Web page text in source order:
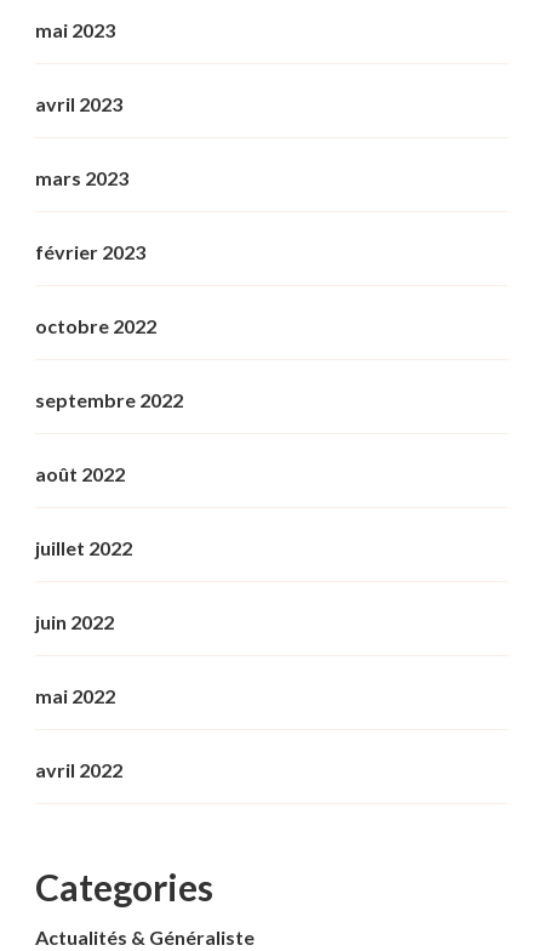
mai 2023
avril 2023
mars 2023
février 2023
octobre 2022
septembre 2022
août 2022
juillet 2022
juin 2022
mai 2022
avril 2022
Categories
Actualités & Généraliste